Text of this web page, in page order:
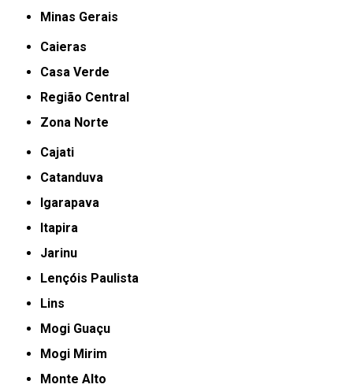
Minas Gerais
Caieras
Casa Verde
Região Central
Zona Norte
Cajati
Catanduva
Igarapava
Itapira
Jarinu
Lençóis Paulista
Lins
Mogi Guaçu
Mogi Mirim
Monte Alto